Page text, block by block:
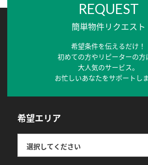
REQUEST
簡単物件リクエスト
希望条件を伝えるだけ！
初めての方やリピーターの方
大人気のサービス。
お忙しいあなたをサポートしま
希望エリア